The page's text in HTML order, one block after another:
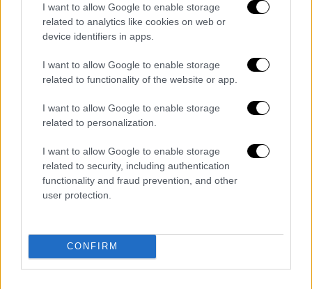
I want to allow Google to enable storage
related to analytics like cookies on web or
device identifiers in apps.
I want to allow Google to enable storage
related to functionality of the website or app.
I want to allow Google to enable storage
related to personalization.
I want to allow Google to enable storage
related to security, including authentication
functionality and fraud prevention, and other
user protection.
CONFIRM
αποθεμάτων του Υπουργείου Ανάπτυξης
& Επενδύσεων, ενώ κατασχέθηκαν και
καταστράφηκαν 1.500 τεμάχια
απομιμητικών ειδών και 828 κιλά
οπωροκηπευτικών.
Σε επιχείρηση πάταξης του παρεμπορίου
στο παζάρι του Σχιστού στην Αττική,
τεμάχια ειδών παραεμπορίου
και300
κιλά οπωροκηπευτικών, που στερούταν
των νόμιμων παραστατικών εμπορίας
παρεμπορίου στη
Ξηροκρήνης στη Θεσσαλονίκη, κλιμάκιο